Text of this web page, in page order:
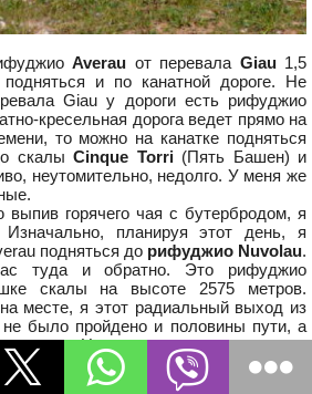
Averau от перевала Giau1,5
и по канатной дороге. Не
Giau у дороги есть рифуджио
кресельная дорога ведет прямо на
то можно на канатке подняться
скалы Cinque Torri(Пять Башен) и
неутомительно, недолго. У меня же
горячего чая с бутербродом, я
планируя этот день, я
подняться до рифуджио Nuvolau.
туда и обратно. Это рифуджио
скалы на высоте 2575 метров.
месте, я этот радиальный выход из
не было пройдено и половины пути, а
могла. Не хотела оказаться в горах
мой путь дальше лежал в сторону